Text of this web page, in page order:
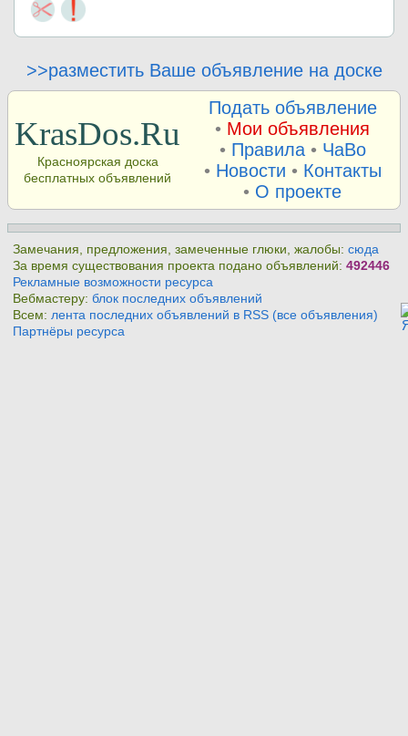
>>разместить Ваше объявление на доске
KrasDos.Ru
Красноярская доска
бесплатных объявлений
Подать объявление
• Мои объявления
• Правила• ЧаВо
• Новости • Контакты
• О проекте
Замечания, предложения, замеченные глюки, жалобы:сюда
За время существования проекта подано объявлений:492446
Рекламные возможности ресурса
Вебмастеру:блок последних объявлений
Всем: лента последних объявлений в RSS (все объявления)
Партнёры ресурса